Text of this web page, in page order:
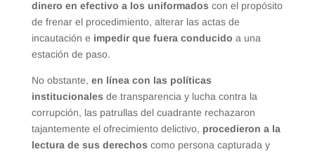
dinero en efectivo a los uniformados con el propósito
de frenar el procedimiento, alterar las actas de
incautación e impedir que fuera conducido a una
estación de paso.
No obstante, en línea con las políticas
institucionales de transparencia y lucha contra la
corrupción, las patrullas del cuadrante rechazaron
tajantemente el ofrecimiento delictivo, procedieron a la
lectura de sus derechos como persona capturada y